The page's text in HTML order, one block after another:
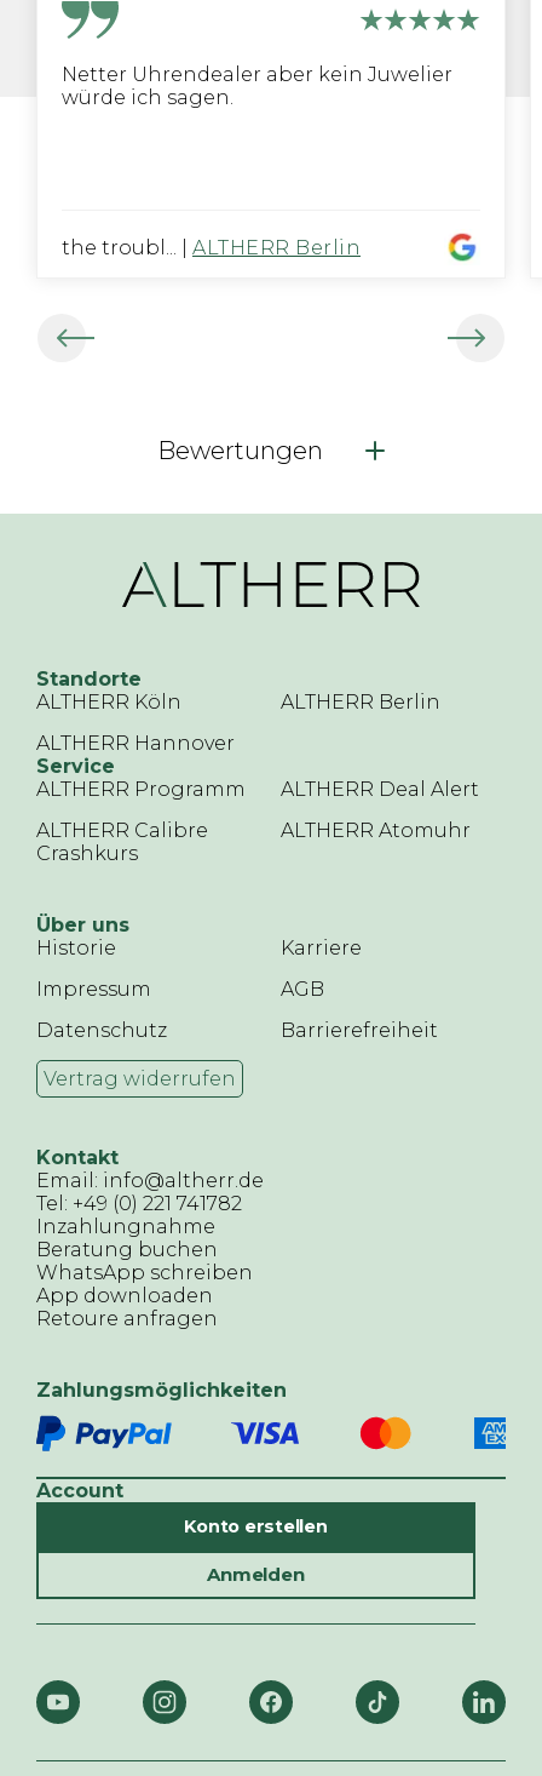
Netter Uhrendealer aber kein Juwelier
würde ich sagen.
the troubl... ALTHERR Berlin
Bewertungen
Standorte
ALTHERR Köln
ALTHERR Berlin
ALTHERR Hannover
Service
ALTHERR Programm
ALTHERR Deal Alert
ALTHERR Calibre
Crashkurs
ALTHERR Atomuhr
Über uns
Historie
Karriere
Impressum
AGB
Datenschutz
Barrierefreiheit
Vertrag widerrufen
Kontakt
Email: info@altherr.de
Tel: +49 (0) 221 741782
Inzahlungnahme
Beratung buchen
WhatsApp schreiben
App downloaden
Retoure anfragen
Zahlungsmöglichkeiten
Account
Konto erstellen
Anmelden